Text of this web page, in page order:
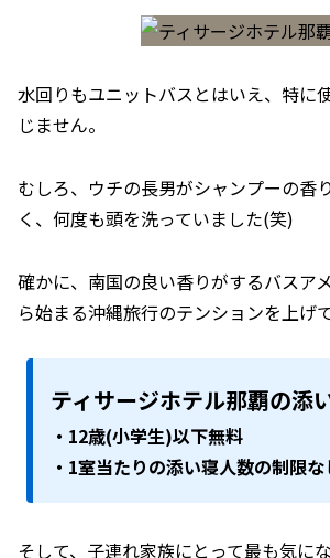
水回りもユニットバスとはいえ、特に
じません。
むしろ、ウチの長男がシャンプーの香
く、何度も頭を洗っていました(笑)
確かに、南国の良い香りがするバスア
ら始まる沖縄旅行のテンションを上げ
ティサージホテル那覇の添
・12歳(小学生)以下無料
・1室当たりの添い寝人数の制限な
そして、子連れ家族にとって最も気に